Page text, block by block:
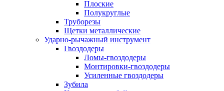
Плоские
Полукруглые
Труборезы
Щетки металлические
Ударно-рычажный инструмент
Гвоздодеры
Ломы-гвоздодеры
Монтировки-гвоздодеры
Усиленные гвоздодеры
Зубила